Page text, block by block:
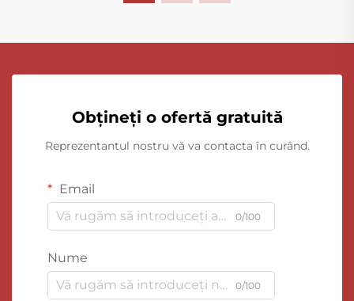
Obțineți o ofertă gratuită
Reprezentantul nostru vă va contacta în curând.
Email
0/100
Nume
0/100